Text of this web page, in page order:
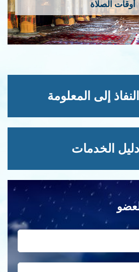
أوقات الصلاة
النفاذ إلى المعلومة
دليل الخدمات